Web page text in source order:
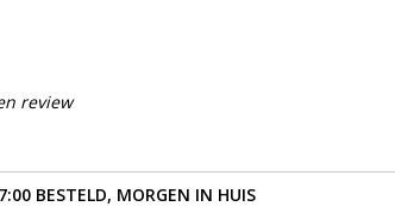
review
BESTELD, MORGEN IN HUIS